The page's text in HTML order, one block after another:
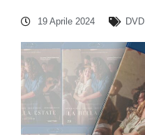
19 Aprile 2024